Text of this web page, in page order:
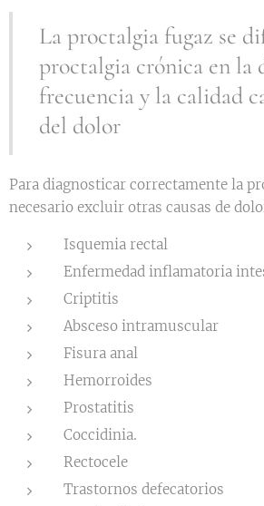
La proctalgia fugaz se
proctalgia crónica en la
frecuencia y la calidad
del dolor
Para diagnosticar correctamente la
necesario excluir otras causas de
Isquemia rectal
Enfermedad inflamatoria
Criptitis
Absceso intramuscular
Fisura anal
Hemorroides
Prostatitis
Coccidinia.
Rectocele
Trastornos defecatorios